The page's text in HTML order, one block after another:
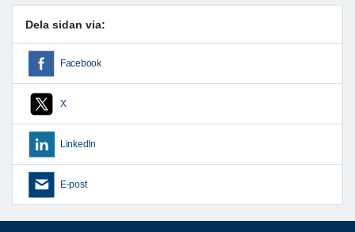
Dela sidan via:
Facebook
X
LinkedIn
E-post